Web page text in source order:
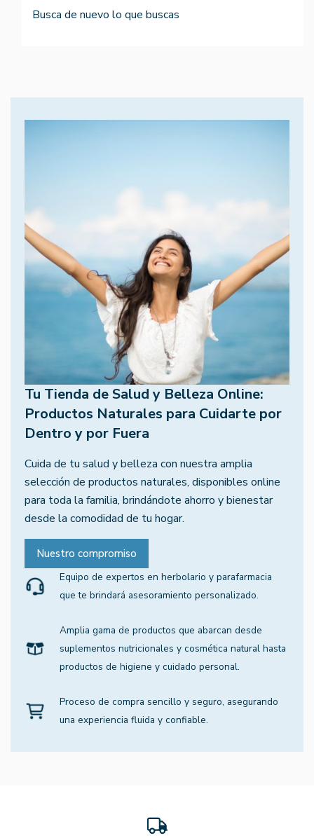
Busca de nuevo lo que buscas
Tu Tienda de Salud y Belleza Online:
Productos Naturales para Cuidarte por
Dentro y por Fuera
Cuida de tu salud y belleza con nuestra amplia
selección de productos naturales, disponibles online
para toda la familia, brindándote ahorro y bienestar
desde la comodidad de tu hogar.
Nuestro compromiso
Equipo de expertos en herbolario y parafarmacia
que te brindará asesoramiento personalizado.
Amplia gama de productos que abarcan desde
suplementos nutricionales y cosmética natural hasta
productos de higiene y cuidado personal.
Proceso de compra sencillo y seguro, asegurando
una experiencia fluida y confiable.